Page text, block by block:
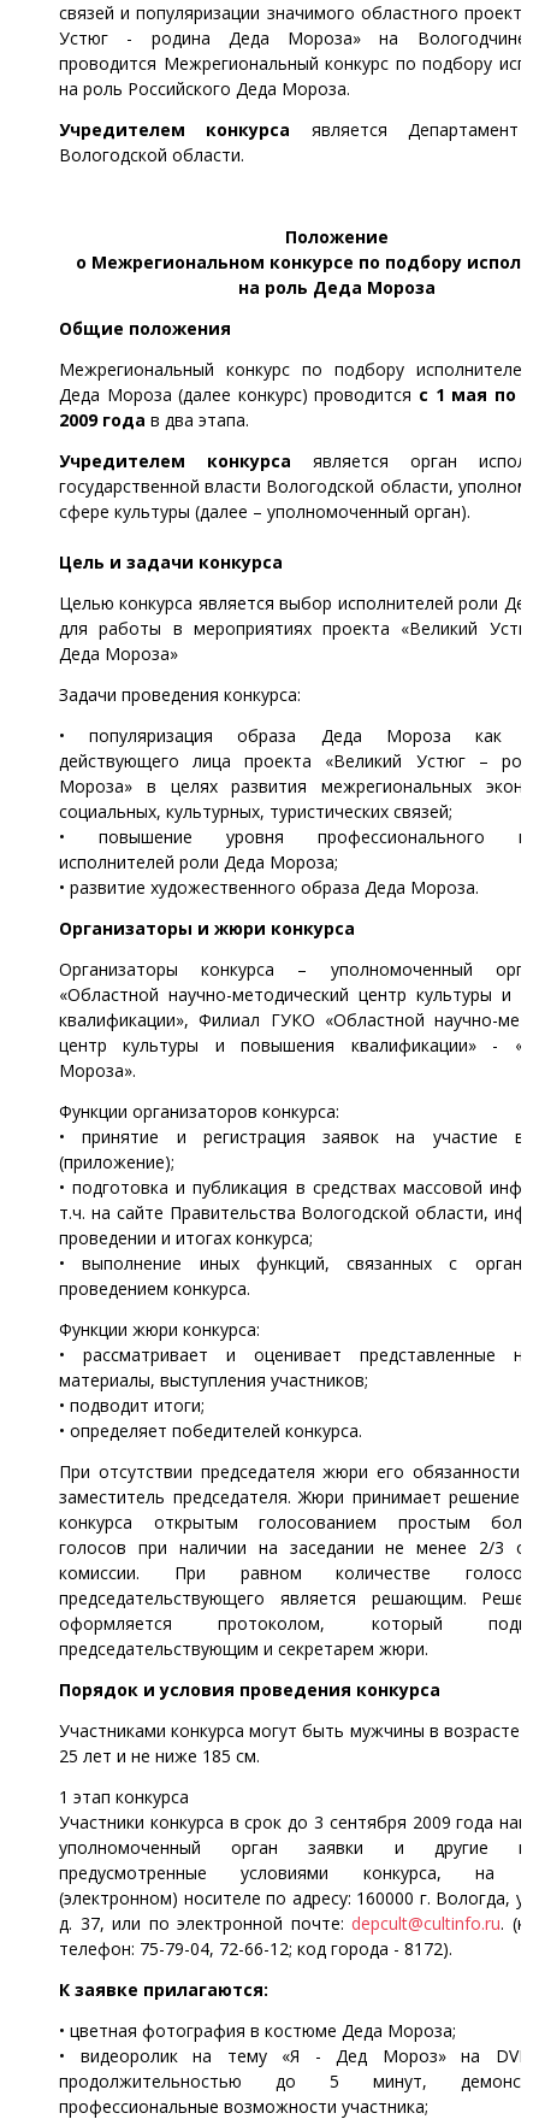
связей и популяризации значимого областного проекта
Устюг - родина Деда Мороза» на Вологодчине
проводится Межрегиональный конкурс по подбору
на роль Российского Деда Мороза.
Учредителем конкурса является Департамент
Вологодской области.
Положение
о Межрегиональном конкурсе по подбору
на роль Деда Мороза
Общие положения
Межрегиональный конкурс по подбору
Деда Мороза (далее конкурс) проводится с 1 мая по 2
2009 года в два этапа.
Учредителем конкурса является орган
государственной власти Вологодской области,
сфере культуры (далее – уполномоченный орган).
Цель и задачи конкурса
Целью конкурса является выбор исполнителей роли
для работы в мероприятиях проекта «Великий
Деда Мороза»
Задачи проведения конкурса:
• популяризация образа Деда Мороза как
действующего лица проекта «Великий Устюг –
Мороза» в целях развития межрегиональных
социальных, культурных, туристических связей;
• повышение уровня профессионального
исполнителей роли Деда Мороза;
• развитие художественного образа Деда Мороза.
Организаторы и жюри конкурса
Организаторы конкурса – уполномоченный
«Областной научно-методический центр культуры и
квалификации», Филиал ГУКО «Областной научно-
центр культуры и повышения квалификации» -
Мороза».
Функции организаторов конкурса:
• принятие и регистрация заявок на участие в
(приложение);
• подготовка и публикация в средствах массовой
т.ч. на сайте Правительства Вологодской области,
проведении и итогах конкурса;
• выполнение иных функций, связанных с
проведением конкурса.
Функции жюри конкурса:
• рассматривает и оценивает представленные на
материалы, выступления участников;
• подводит итоги;
• определяет победителей конкурса.
При отсутствии председателя жюри его обязанности
заместитель председателя. Жюри принимает решение
конкурса открытым голосованием простым
голосов при наличии на заседании не менее 2/3 от
комиссии. При равном количестве
председательствующего является решающим.
оформляется протоколом, который
председательствующим и секретарем жюри.
Порядок и условия проведения конкурса
Участниками конкурса могут быть мужчины в возрасте
25 лет и не ниже 185 см.
1 этап конкурса
Участники конкурса в срок до 3 сентября 2009 года
уполномоченный орган заявки и другие
предусмотренные условиями конкурса, на
(электронном) носителе по адресу: 160000 г. Вологда,
д. 37, или по электронной почте: depcult@cultinfo.ru.
телефон: 75-79-04, 72-66-12; код города - 8172).
К заявке прилагаются:
• цветная фотография в костюме Деда Мороза;
• видеоролик на тему «Я - Дед Мороз» на DVD-
продолжительностью до 5 минут,
профессиональные возможности участника;